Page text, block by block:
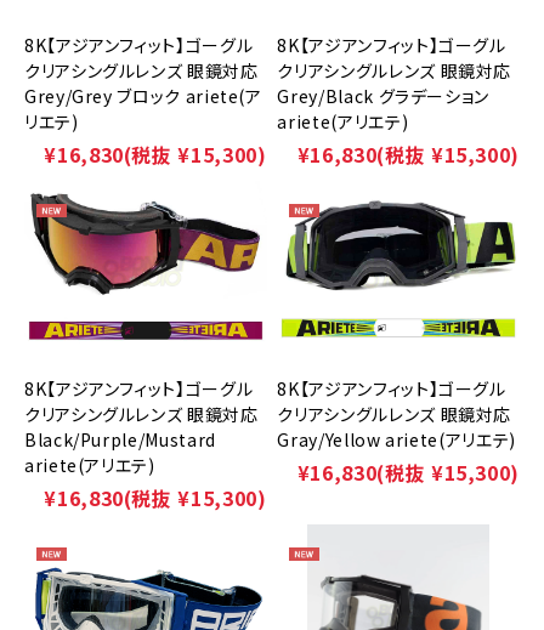
8K【アジアンフィット】ゴーグル
クリアシングルレンズ 眼鏡対応
Grey/Grey ブロック ariete(ア
リエテ)
¥16,830(税抜 ¥15,300)
8K【アジアンフィット】ゴーグル
クリアシングルレンズ 眼鏡対応
Grey/Black グラデーション
ariete(アリエテ)
¥16,830(税抜 ¥15,300)
8K【アジアンフィット】ゴーグル
クリアシングルレンズ 眼鏡対応
Black/Purple/Mustard
ariete(アリエテ)
¥16,830(税抜 ¥15,300)
8K【アジアンフィット】ゴーグル
クリアシングルレンズ 眼鏡対応
Gray/Yellow ariete(アリエテ)
¥16,830(税抜 ¥15,300)